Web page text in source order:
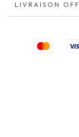
LIVRAISON